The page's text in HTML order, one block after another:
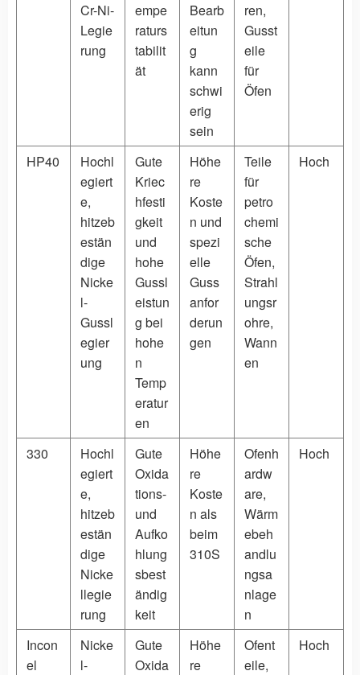
Cr-Ni-
Legie
rung
empe
raturs
tabilit
ät
Bearb
eitun
g
kann
schwi
erig
sein
ren,
Gusst
eile
für
Öfen
HP40
Hochl
egiert
e,
hitzeb
estän
dige
Nicke
l-
Gussl
egier
ung
Gute
Kriec
hfesti
gkeit
und
hohe
Gussl
eistun
g bei
hohe
n
Temp
eratur
en
Höhe
re
Koste
n und
spezi
elle
Guss
anfor
derun
gen
Teile
für
petro
chemi
sche
Öfen,
Strahl
ungsr
ohre,
Wann
en
Hoch
330
Hochl
egiert
e,
hitzeb
estän
dige
Nicke
llegie
rung
Gute
Oxida
tions-
und
Aufko
hlung
sbest
ändig
keit
Höhe
re
Koste
n als
beim
310S
Ofenh
ardw
are,
Wärm
ebeh
andlu
ngsa
nlage
n
Hoch
Incon
el
Nicke
l-
Gute
Oxida
Höhe
re
Ofent
eile,
Hoch